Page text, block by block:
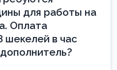
для работы на
Оплата
шекелей в час